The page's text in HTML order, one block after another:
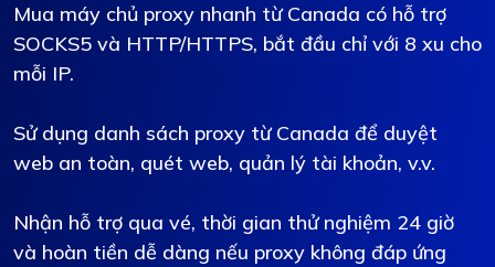
Mua máy chủ proxy nhanh từ Canada có hỗ trợ
SOCKS5 và HTTP/HTTPS, bắt đầu chỉ với 8 xu cho
mỗi IP.
Sử dụng danh sách proxy từ Canada để duyệt
web an toàn, quét web, quản lý tài khoản, v.v.
Nhận hỗ trợ qua vé, thời gian thử nghiệm 24 giờ
và hoàn tiền dễ dàng nếu proxy không đáp ứng